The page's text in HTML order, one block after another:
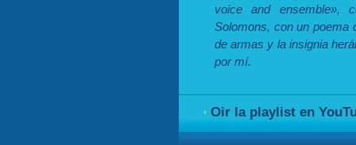
voice and ensemble»,
Solomons, con un poema
de armas y la insignia
por mí.
Oir la playlist en